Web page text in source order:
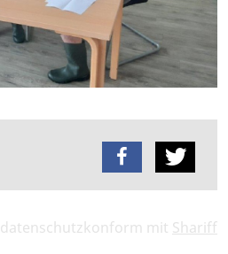
datenschutzkonform mit Shariff